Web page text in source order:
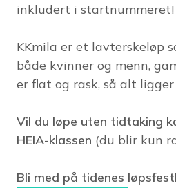
inkludert i startnummeret!
KKmila er et lavterskeløp
både kvinner og menn,
er flat og rask, så alt
Vil du løpe uten tidtaking
HEIA-klassen (du blir kun
Bli med på tidenes løpsfest!